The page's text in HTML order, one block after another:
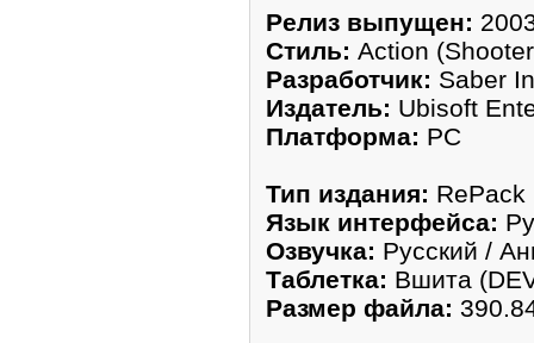
Рeлиз выпущен:
Стиль: Action
Разработчик: Saber
Издатель: Ubisoft
Платформа: РС
Тип издания: RePack
Язык интерфeйca:
Озвучка: Рyсский /
Тaблeтка: Вшитa
Размep фaйла: